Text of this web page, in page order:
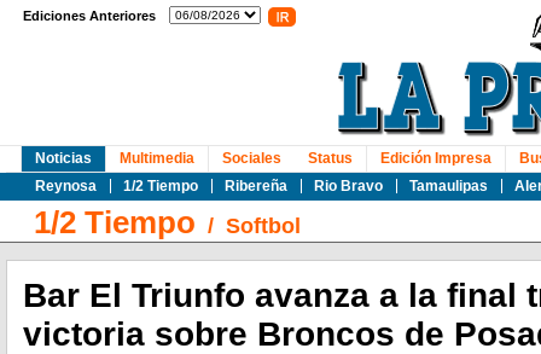
Ediciones Anteriores
Noticias
Reynosa
1/2 Tiempo Ribereña Rio Bravo Tamaulipas
Multimedia Sociales Status Edición Impresa
1/2 Tiempo / Softbol
Bar El Triunfo avanza a la final
victoria sobre Broncos de